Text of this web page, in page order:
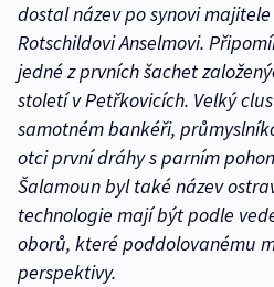
dostal název po synovi
Rotschildovi Anselmovi.
jedné z prvních šachet
století v Petřkovicích. Velký
samotném bankéři,
otci první dráhy s parním
Šalamoun byl také název
technologie mají být podle
oborů, které poddolovanému
perspektivy.